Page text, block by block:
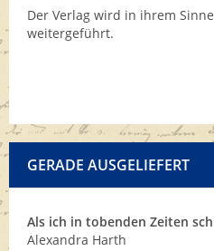
Der Verlag wird in ihrem
weitergeführt.
GERADE AUSGELIEFERT
Als ich in tobenden Zeiten
Alexandra Harth